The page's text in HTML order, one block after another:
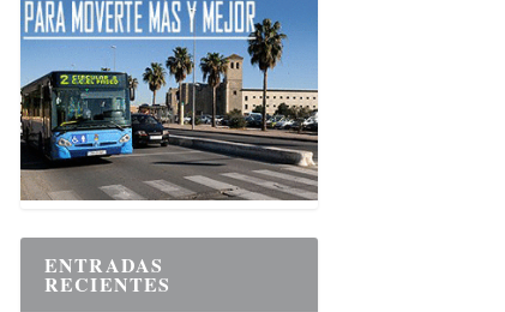
ENTRADAS
RECIENTES